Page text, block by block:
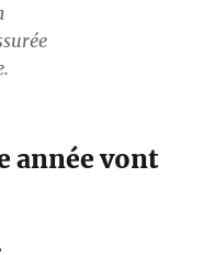
année vont